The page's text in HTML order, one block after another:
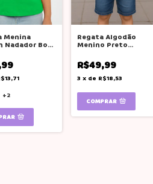
Menina
Boca
+2
Regata Algodão
Menino Preto
Grande
R$49,99
3 x de R$18,53
COMPRAR